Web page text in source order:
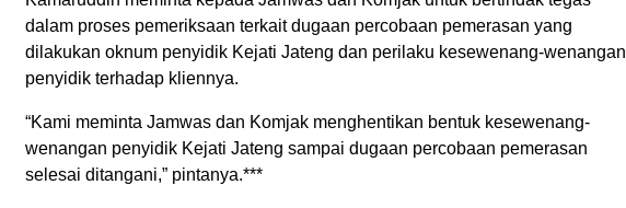
dalam proses pemeriksaan terkait dugaan percobaan pemerasan yang
dilakukan oknum penyidik Kejati Jateng dan perilaku kesewenang-wenangan
penyidik terhadap kliennya.
“Kami meminta Jamwas dan Komjak menghentikan bentuk kesewenang-
wenangan penyidik Kejati Jateng sampai dugaan percobaan pemerasan
selesai ditangani,” pintanya.***